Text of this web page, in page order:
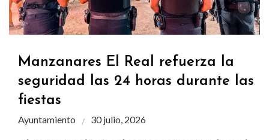
Manzanares El Real refuerza la
seguridad las 24 horas durante las
fiestas
Ayuntamiento 30 julio, 2026